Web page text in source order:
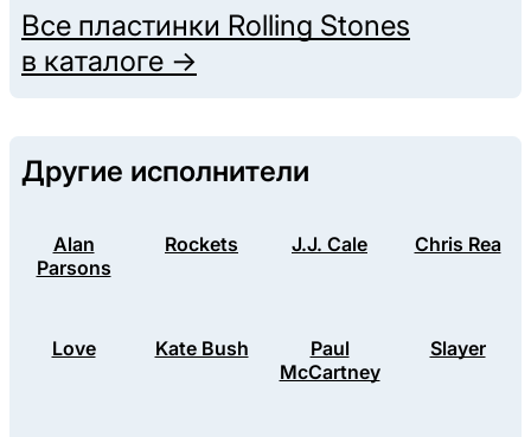
Все пластинки Rolling Stones
в каталоге →
Другие исполнители
Alan
Parsons
Rockets J.J. Cale Chris Rea
Love Kate Bush
Paul
McCartney
Slayer